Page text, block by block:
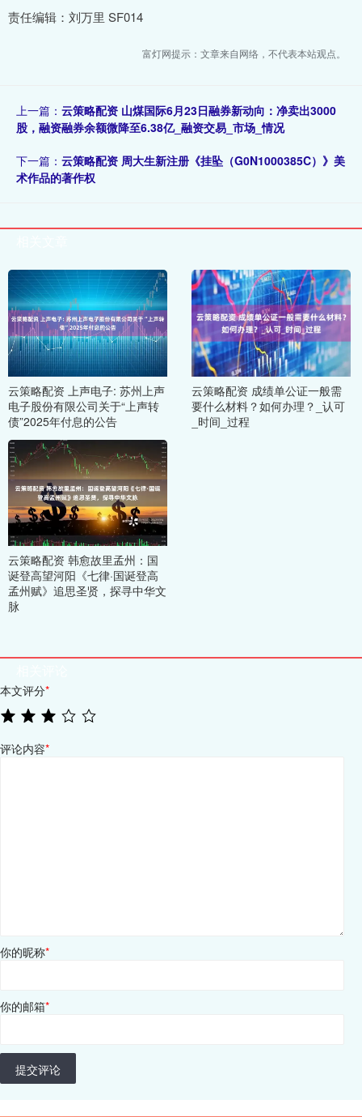
责任编辑：刘万里 SF014
富灯网提示：文章来自网络，不代表本站观点。
上一篇： 云策略配资 山煤国际6月23日融券新动向：净卖出3000
股，融资融券余额微降至6.38亿_融资交易_市场_情况
下一篇： 云策略配资 周大生新注册《挂坠（G0N1000385C）》美
术作品的著作权
云策略配资 上声电子: 苏州上声
电子股份有限公司关于“上声转
债”2025年付息的公告
云策略配资 成绩单公证一般需
要什么材料？如何办理？_认可
_时间_过程
云策略配资 韩愈故里孟州：国
诞登高望河阳《七律·国诞登高
孟州赋》追思圣贤，探寻中华文
脉
本文评分*
评论内容*
你的昵称*
你的邮箱*
提交评论